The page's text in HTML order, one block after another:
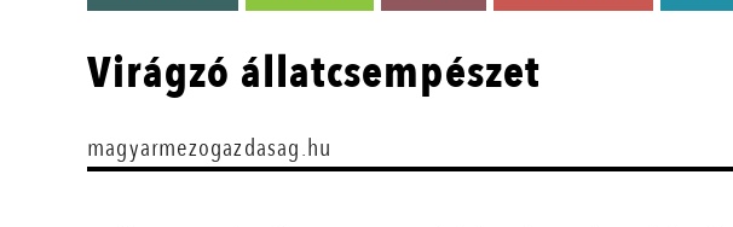
Virágzó állatcsempészet
magyarmezogazdasag.hu